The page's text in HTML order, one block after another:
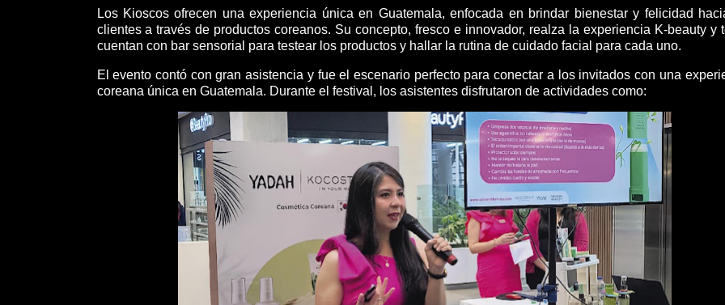
Los Kioscos ofrecen una experiencia única en Guatemala, enfocada en brindar bienestar y felicidad
clientes a través de productos coreanos. Su concepto, fresco e innovador, realza la experiencia K-beauty y
cuentan con bar sensorial para testear los productos y hallar la rutina de cuidado facial para cada uno.
El evento contó con gran asistencia y fue el escenario perfecto para conectar a los invitados con una
coreana única en Guatemala. Durante el festival, los asistentes disfrutaron de actividades como: